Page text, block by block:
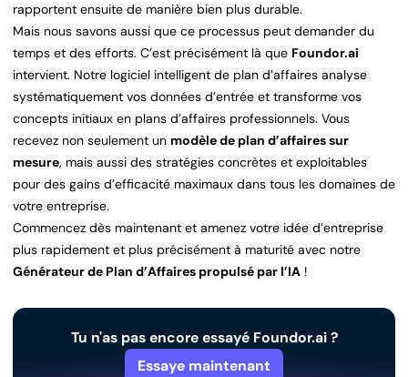
rapportent ensuite de manière bien plus durable.
Mais nous savons aussi que ce processus peut demander du
temps et des efforts. C’est précisément là que Foundor.ai
intervient. Notre logiciel intelligent de plan d’affaires analyse
systématiquement vos données d’entrée et transforme vos
concepts initiaux en plans d’affaires professionnels. Vous
recevez non seulement un modèle de plan d’affaires sur
mesure, mais aussi des stratégies concrètes et exploitables
pour des gains d’efficacité maximaux dans tous les domaines de
votre entreprise.
Commencez dès maintenant et amenez votre idée d’entreprise
plus rapidement et plus précisément à maturité avec notre
Générateur de Plan d’Affaires propulsé par l’IA !
Tu n'as pas encore essayé Foundor.ai ?
Essaye maintenant